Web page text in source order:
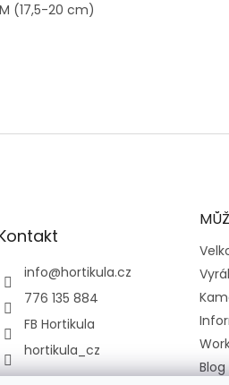
(17,5-20 cm)
info@hortikula.cz
776 135 884
FB Hortikula
hortikula_cz
Blog